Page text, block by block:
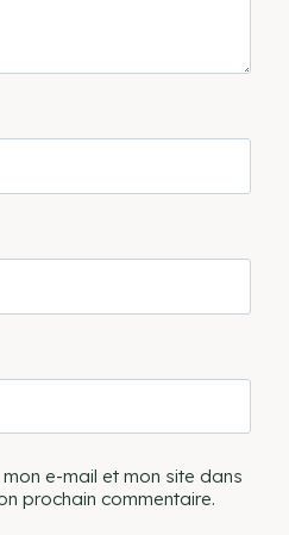
e-mail et mon site dans
prochain commentaire.